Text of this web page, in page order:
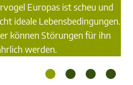
Europas ist scheu und
ideale Lebensbedingungen.
können Störungen für ihn
werden.